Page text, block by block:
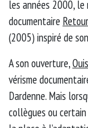
les années 2000, le
documentaire
(2005) inspiré de
A son ouverture,
vérisme
Dardenne. Mais
collègues ou